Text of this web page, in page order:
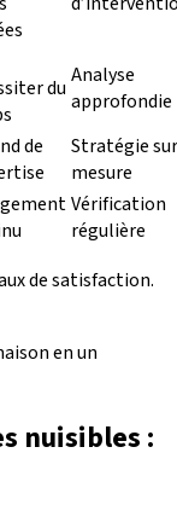
du Analyse
approfondie
de
Stratégie sur
mesure
Vérification
régulière
de satisfaction.
en un
nuisibles :